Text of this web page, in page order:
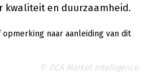
kwaliteit en duurzaamheid.
naar aanleiding van dit
© DCA Market Intelligence.